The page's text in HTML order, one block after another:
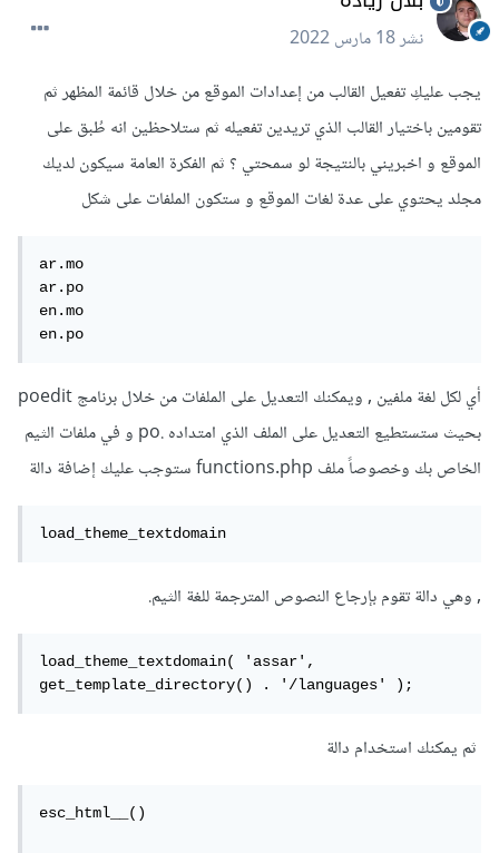
نشر18 مارس 2022
يجب عليكِ تفعيل القالب من إعدادات الموقع من خلال قائمة المظهر ثم
تقومين باختيار القالب الذي تريدين تفعيله ثم ستلاحظين انه طُبق على
الموقع و اخبريني بالنتيجة لو سمحتي ؟ ثم الفكرة العامة سيكون لديك
مجلد يحتوي على عدة لغات الموقع و ستكون الملفات على شكل
ar.mo
ar.po
en.mo
أي لكل لغة ملفين , ويمكنك التعديل على الملفات من خلال برنامج poedit
بحيث ستستطيع التعديل على الملف الذي امتداده .po و في ملفات الثيم
الخاص بك وخصوصاً ملف functions.php ستوجب عليك إضافة دالة
load_theme_textdomain
, وهي دالة تقوم بإرجاع النصوص المترجمة للغة الثيم.
load_theme_textdomain( 'assar',
ثم يمكنك استخدام دالة